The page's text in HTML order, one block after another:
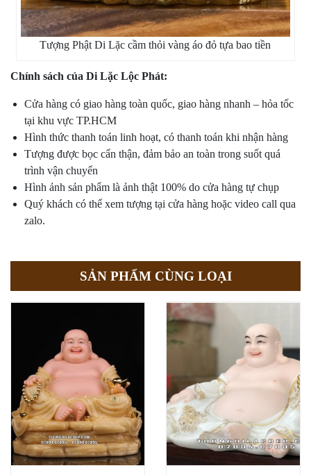
Tượng Phật Di Lặc cầm thỏi vàng áo đỏ tựa bao tiền
Chính sách của Di Lặc Lộc Phát:
Cửa hàng có giao hàng toàn quốc, giao hàng nhanh – hỏa tốc
tại khu vực TP.HCM
Hình thức thanh toán linh hoạt, có thanh toán khi nhận hàng
Tượng được bọc cẩn thận, đảm bảo an toàn trong suốt quá
trình vận chuyển
Hình ảnh sản phẩm là ảnh thật 100% do cửa hàng tự chụp
Quý khách có thể xem tượng tại cửa hàng hoặc video call qua
zalo.
SẢN PHẨM CÙNG LOẠI